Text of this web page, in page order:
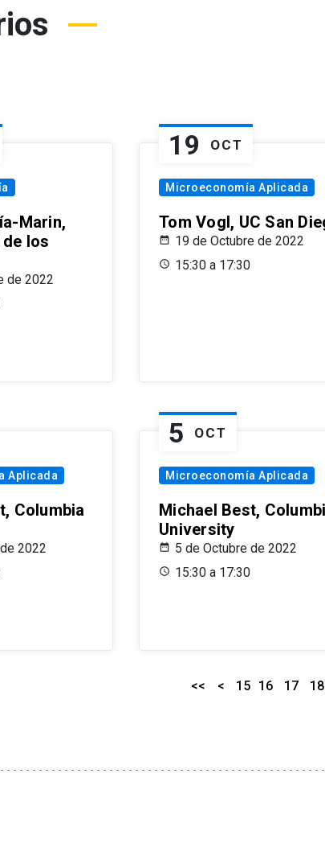
Marin,
los
de 2022
19 OCT
Microeconomía Aplicada
Tom Vogl, UC San
19 de Octubre de 2022
15:30 a 17:30
Aplicada
Columbia
2022
5 OCT
Microeconomía Aplicada
Michael Best,
University
5 de Octubre de 2022
15:30 a 17:30
<< < 15 16 17 18